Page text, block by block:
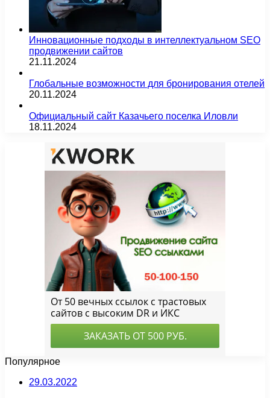
Инновационные подходы в интеллектуальном SEO
продвижении сайтов
21.11.2024
Глобальные возможности для бронирования отелей
20.11.2024
Официальный сайт Казачьего поселка Иловли
18.11.2024
Популярное
29.03.2022